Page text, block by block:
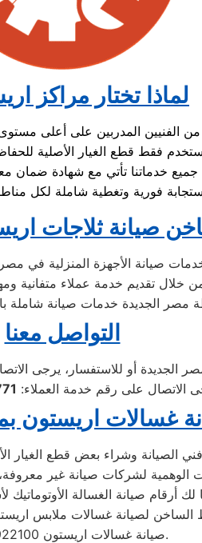
لماذا تختار مراكز
صيانة ثلاجات
صيانة الأجهزة المنزلية في
التواصل معنا
الاتصال على رقم خدمة العملاء:
غسالات اريستون
وشراء بعض قطع الغيار
صيانة غسالات اريستون 01096922100.